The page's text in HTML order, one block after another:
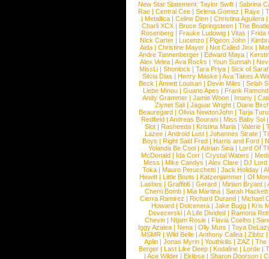
New Star Statement: Taylor Swift | Sabrina
Rae |Central Cee |Selena Gomez |Raye |
| Metallica | Celine Dion | Christina Aguilera |
Charli XCX |Bruce Springsteen |The
Rosenberg | Frauke Ludowig | Vitas | Frida
Nick Carter | Lucenzo | Pigeon John |
Aida |Christine Mayer |Not Called Jinx |
Andre Tannenberger | Edward Maya |
Alex Velea | Ava Rocks | Youn Sunnah |
MissLi | Shonlock | Tara Priya | Sick of
Silvia Dias |Henry Maske |Ava Takes A
Beck |Annett Louisan |Devin Miles |Selah
Liebe Minou |Guano Apes |Frank Ramond
Andy Grammer |Jamie Woon | Imany |
Ziynet Sali |Jaguar Wright |Diane
Beauregard |Olivia NewtonJohn |Tarja
Redfield | Andreas Bourani | Miss Baby Sol
Slot | Rasheeda | Kristina Maria | Valerie |
Lazee | Android Lust | Johannes Strate |
Boys | Right Said Fred | Harris and Ford |
Yolanda Be Cool |Adrian Sina |Lord Of
McDonald | Ida Corr |Crystal Waters |
Mess | Mike Candys | Alex Clare | DJ Lord
Toka | Mauro Perucchetti | Jack Holiday |
Hewitt |Little Boots |Katzenjammer |Of
Lashes |Graffiti6 |Gerard |Miriam Bryant |
Cherri Bomb | Mia Martina | Sarah Hackett
Cierra Ramirez | Richard Durand | Michael
Howard |Dolcenera |Jake Bugg |Kris
Devecerski |A Life Divided |Ramona
Chevin |Ntjam Rosie |Flavia Coelho |
Iggy Azalea | Nena | Olly Murs | Toya
MSMR |Wild Belle |Anthony Callea |Zibbz
Aplin | Jonas Myrin | Youthkills | ZAZ | The
Berger |Last Like Deep |Kodaline |Lorde |
|Ace Wilder |Eklipse |Sharon Doorson |